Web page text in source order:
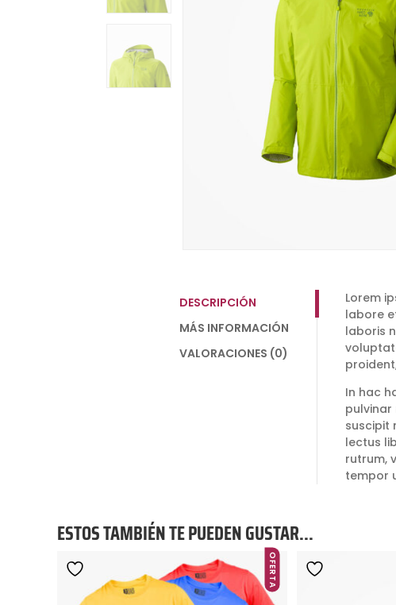
DESCRIPCIÓN
MÁS INFORMACIÓN
VALORACIONES (0)
Lorem
labore
laboris
In hac
pulvinar
suscipit
lectus
rutrum,
tempor
ESTOS TAMBIÉN TE PUEDEN GUSTAR...
OFERTA